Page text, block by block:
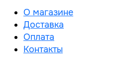
О магазине
Доставка
Оплата
Контакты